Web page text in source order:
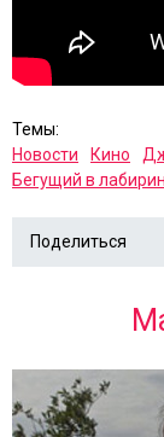
Темы:
Новости
Кино
Бегущий в
Поделиться